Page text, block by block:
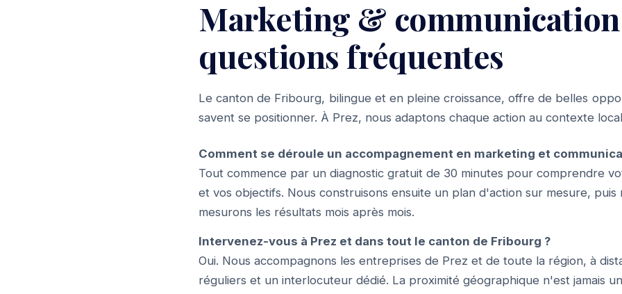
Marketing & communication
questions fréquentes
Le canton de Fribourg, bilingue et en pleine croissance, offre de belles
savent se positionner. À Prez, nous adaptons chaque action au contexte
Comment se déroule un accompagnement en marketing et
Tout commence par un diagnostic gratuit de 30 minutes pour comprendre
et vos objectifs. Nous construisons ensuite un plan d'action sur mesure, puis
mesurons les résultats mois après mois.
Intervenez-vous à Prez et dans tout le canton de Fribourg ?
Oui. Nous accompagnons les entreprises de Prez et de toute la région, à
réguliers et un interlocuteur dédié. La proximité géographique n'est jamais